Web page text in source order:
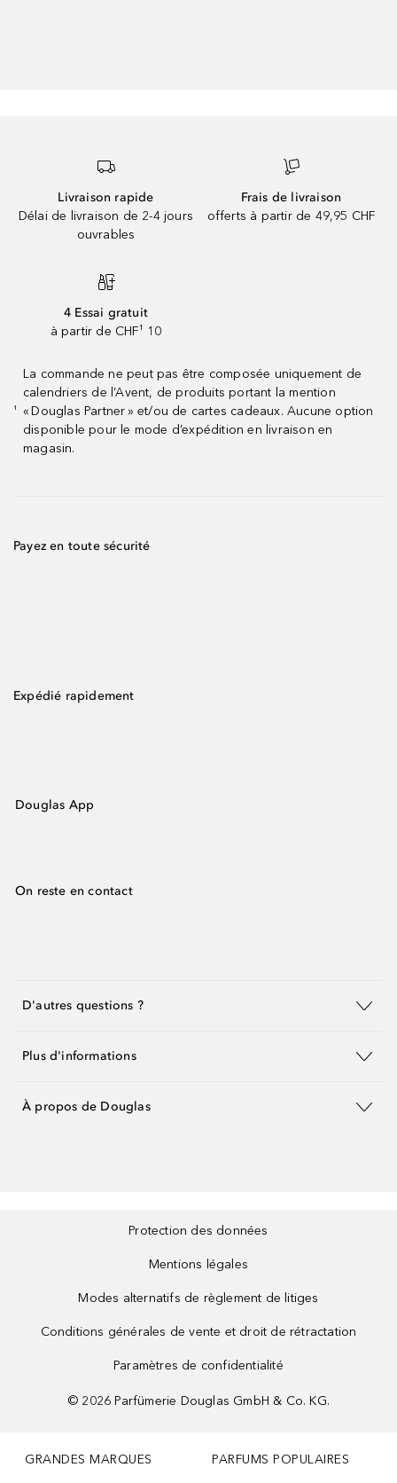
Livraison rapide
Délai de livraison de 2-4 jours
ouvrables
Frais de livraison
offerts à partir de 49,95 CHF
4 Essai gratuit
à partir de CHF¹ 10
¹
La commande ne peut pas être composée uniquement de
calendriers de l’Avent, de produits portant la mention
« Douglas Partner » et/ou de cartes cadeaux. Aucune option
disponible pour le mode d’expédition en livraison en
magasin.
Payez en toute sécurité
Expédié rapidement
Douglas App
On reste en contact
D'autres questions ?
Plus d'informations
À propos de Douglas
Protection des données
Mentions légales
Modes alternatifs de règlement de litiges
Conditions générales de vente et droit de rétractation
Paramètres de confidentialité
© 2026 Parfümerie Douglas GmbH & Co. KG.
GRANDES MARQUES PARFUMS POPULAIRES